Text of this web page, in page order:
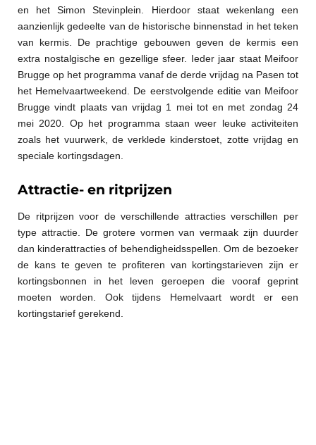
en het Simon Stevinplein. Hierdoor staat wekenlang een
aanzienlijk gedeelte van de historische binnenstad in het teken
van kermis. De prachtige gebouwen geven de kermis een
extra nostalgische en gezellige sfeer. Ieder jaar staat Meifoor
Brugge op het programma vanaf de derde vrijdag na Pasen tot
het Hemelvaartweekend. De eerstvolgende editie van Meifoor
Brugge vindt plaats van vrijdag 1 mei tot en met zondag 24
mei 2020. Op het programma staan weer leuke activiteiten
zoals het vuurwerk, de verklede kinderstoet, zotte vrijdag en
speciale kortingsdagen.
Attractie- en ritprijzen
De ritprijzen voor de verschillende attracties verschillen per
type attractie. De grotere vormen van vermaak zijn duurder
dan kinderattracties of behendigheidsspellen. Om de bezoeker
de kans te geven te profiteren van kortingstarieven zijn er
kortingsbonnen in het leven geroepen die vooraf geprint
moeten worden. Ook tijdens Hemelvaart wordt er een
kortingstarief gerekend.